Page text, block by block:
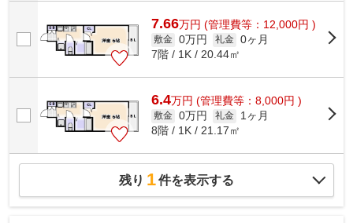
7.66万円 (管理費等：12,000円 )
敷金 0万円 礼金 0ヶ月
7階 / 1K / 20.44㎡
6.4万円 (管理費等：8,000円 )
敷金 0万円 礼金
1ヶ月
8階 / 1K / 21.17㎡
残り 1件を表示する